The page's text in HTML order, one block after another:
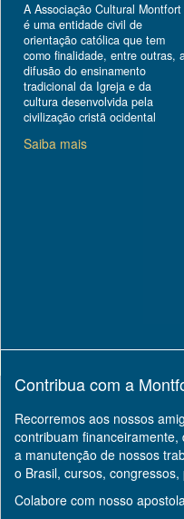
A Associação Cultural Montfort
é uma entidade civil de
orientação católica que tem
como finalidade, entre outras,
difusão do ensinamento
tradicional da Igreja e da
cultura desenvolvida pela
civilização cristã ocidental
Saiba mais
Contribua com a
Recorremos aos nossos
contribuam
a manutenção de nossos
o Brasil, cursos,
Colabore com nosso